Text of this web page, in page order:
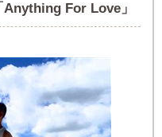
Anything For Love」